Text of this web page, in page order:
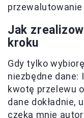
przewalutowanie
Jak
kroku
Gdy tylko
niezbędne dane:
kwotę przelewu
dane dokładnie,
czeka mnie